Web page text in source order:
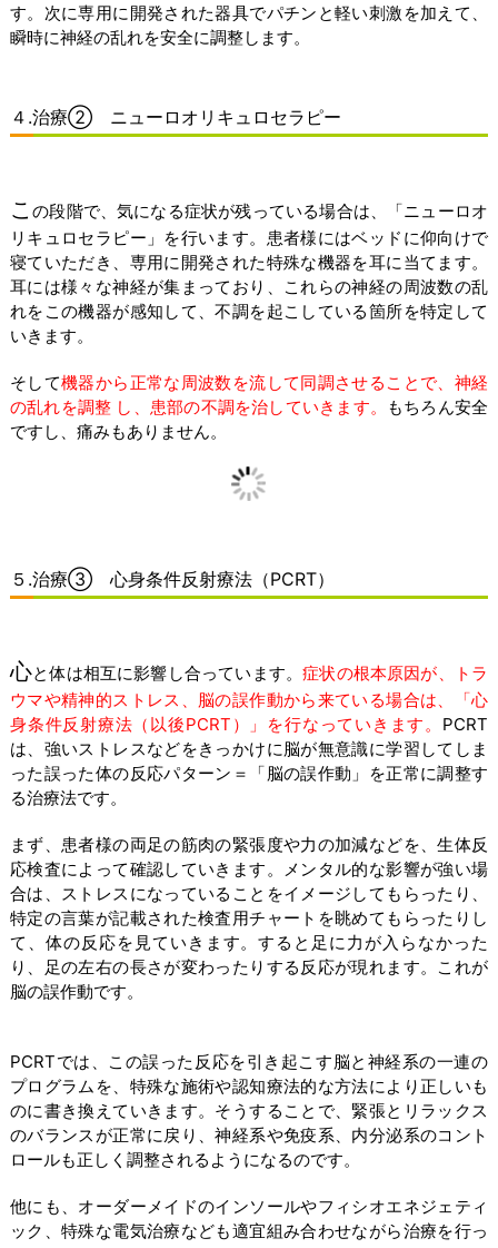
す。次に専用に開発された器具でパチンと軽い刺激を加えて、
瞬時に神経の乱れを安全に調整します。
４.治療② ニューロオリキュロセラピー
この段階で、気になる症状が残っている場合は、「ニューロオ
リキュロセラピー」を行います。患者様にはベッドに仰向けで
寝ていただき、専用に開発された特殊な機器を耳に当てます。
耳には様々な神経が集まっており、これらの神経の周波数の乱
れをこの機器が感知して、不調を起こしている箇所を特定して
いきます。
そして機器から正常な周波数を流して同調させることで、神経
の乱れを調整 し、患部の不調を治していきます。
もちろん安全
ですし、痛みもありません。
５.治療③ 心身条件反射療法（PCRT）
心と体は相互に影響し合っています。症状の根本原因が、トラ
ウマや精神的ストレス、脳の誤作動から来ている場合は、「心
身条件反射療法（以後PCRT）」を行なっていきます。 PCRT
は、強いストレスなどをきっかけに脳が無意識に学習してしま
った誤った体の反応パターン＝「脳の誤作動」を正常に調整す
る治療法です。
まず、患者様の両足の筋肉の緊張度や力の加減などを、生体反
応検査によって確認していきます。メンタル的な影響が強い場
合は、ストレスになっていることをイメージしてもらったり、
特定の言葉が記載された検査用チャートを眺めてもらったりし
て、体の反応を見ていきます。すると足に力が入らなかった
り、足の左右の長さが変わったりする反応が現れます。これが
脳の誤作動です。
PCRTでは、この誤った反応を引き起こす脳と神経系の一連の
プログラムを、特殊な施術や認知療法的な方法により正しいも
のに書き換えていきます。そうすることで、緊張とリラックス
のバランスが正常に戻り、神経系や免疫系、内分泌系のコント
ロールも正しく調整されるようになるのです。
他にも、オーダーメイドのインソールやフィシオエネジェティ
ック、特殊な電気治療なども適宜組み合わせながら治療を行っ